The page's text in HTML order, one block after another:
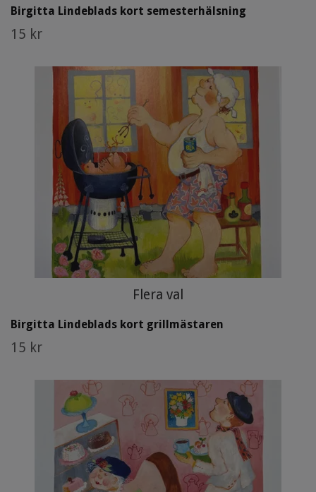
Birgitta Lindeblads kort semesterhälsning
15 kr
Flera val
Birgitta Lindeblads kort grillmästaren
15 kr